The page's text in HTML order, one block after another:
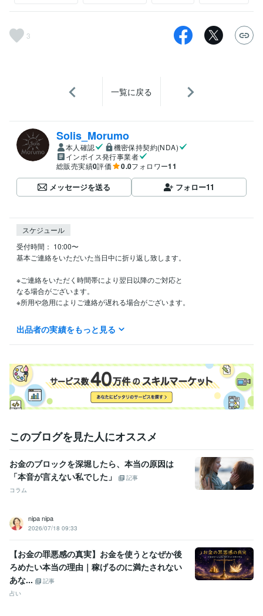
3
一覧に戻る
Solis_Morumo
本人確認
機密保持契約(NDA)
インボイス発行事業者
総販売実績0評価 0.0フォロワー11
メッセージを送る フォロー11
スケジュール
受付時間： 10:00〜
基本ご連絡をいただいた当日中に折り返し致します。
※ご連絡をいただく時間帯により翌日以降のご対応と
なる場合がございます。
※所用や急用によりご連絡が遅れる場合がございます。
ご迷惑をお掛け致しますが、ご理解の程何卒
よろしくお願い致します。
占い 遠隔ヒーリング タロット占い
占い・スピリチュアル 遠隔ヒーリング
タロットカード
癒しと笑顔 宇宙意識 レイキ
出品者の実績をもっと見る
このブログを見た人にオススメ
お金のブロックを深堀したら、本当の原因は
「本音が言えない私でした」
記事
コラム
nipa nipa
2026/07/18 09:33
【お金の罪悪感の真実】お金を使うとなぜか後
ろめたい本当の理由｜稼げるのに満たされない
あな...
記事
占い